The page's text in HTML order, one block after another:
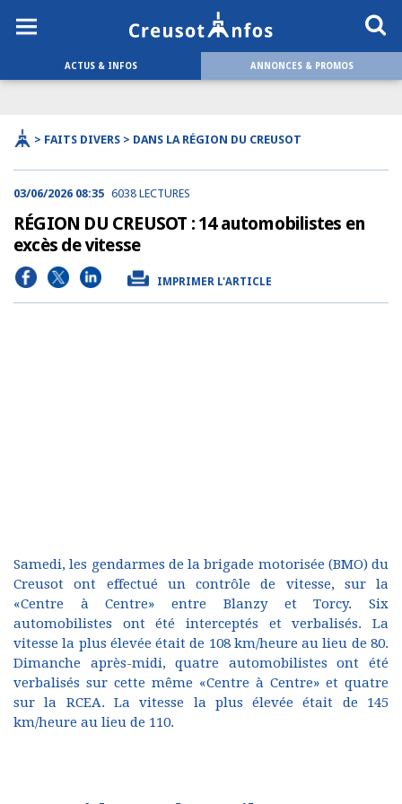
ACTUS & INFOS ANNONCES & PROMOS
> FAITS DIVERS > DANS LA RÉGION DU CREUSOT
03/06/2026 08:35 6038 LECTURES
RÉGION DU CREUSOT : 14 automobilistes en
excès de vitesse
IMPRIMER L'ARTICLE
Samedi, les gendarmes de la brigade motorisée (BMO) du
Creusot ont effectué un contrôle de vitesse, sur la
«Centre à Centre» entre Blanzy et Torcy. Six
automobilistes ont été interceptés et verbalisés. La
vitesse la plus élevée était de 108 km/heure au lieu de 80.
Dimanche après-midi, quatre automobilistes ont été
verbalisés sur cette même «Centre à Centre» et quatre
sur la RCEA. La vitesse la plus élevée était de 145
km/heure au lieu de 110.